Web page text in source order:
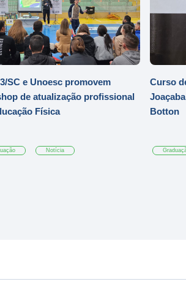
SC e Unoesc promovem
de atualização profissional
Física
Notícia
Curso
Botton